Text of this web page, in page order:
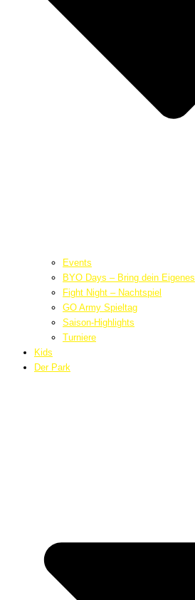
Events
BYO Days – Bring dein Eigenes
Fight Night – Nachtspiel
GO Army Spieltag
Saison-Highlights
Turniere
Kids
Der Park